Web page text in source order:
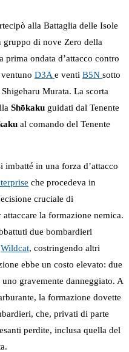
alla Battaglia delle Isole
gruppo di nove Zero della
ondata d’attacco contro
D3A e venti B5N sotto
Murata. La scorta
Shōkaku guidati dal Tenente
al comando del Tenente
in una forza d’attacco
che procedeva in
cruciale di
la formazione nemica.
due bombardieri
Wildcat, costringendo altri
ebbe un costo elevato: due
gravemente danneggiato. A
la formazione dovette
che, privati di parte
perdite, inclusa quella del